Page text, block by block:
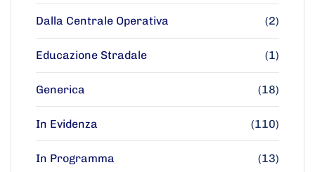
Dalla Centrale Operativa (2)
Educazione Stradale (1)
Generica (18)
In Evidenza (110)
In Programma (13)